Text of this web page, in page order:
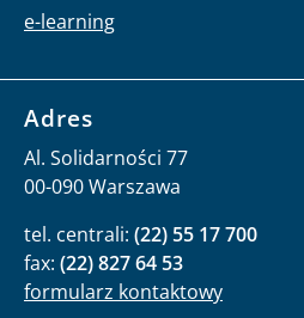
e-learning
Adres
Al. Solidarności 77
00-090 Warszawa
tel. centrali: (22) 55 17 700
fax: (22) 827 64 53
formularz kontaktowy